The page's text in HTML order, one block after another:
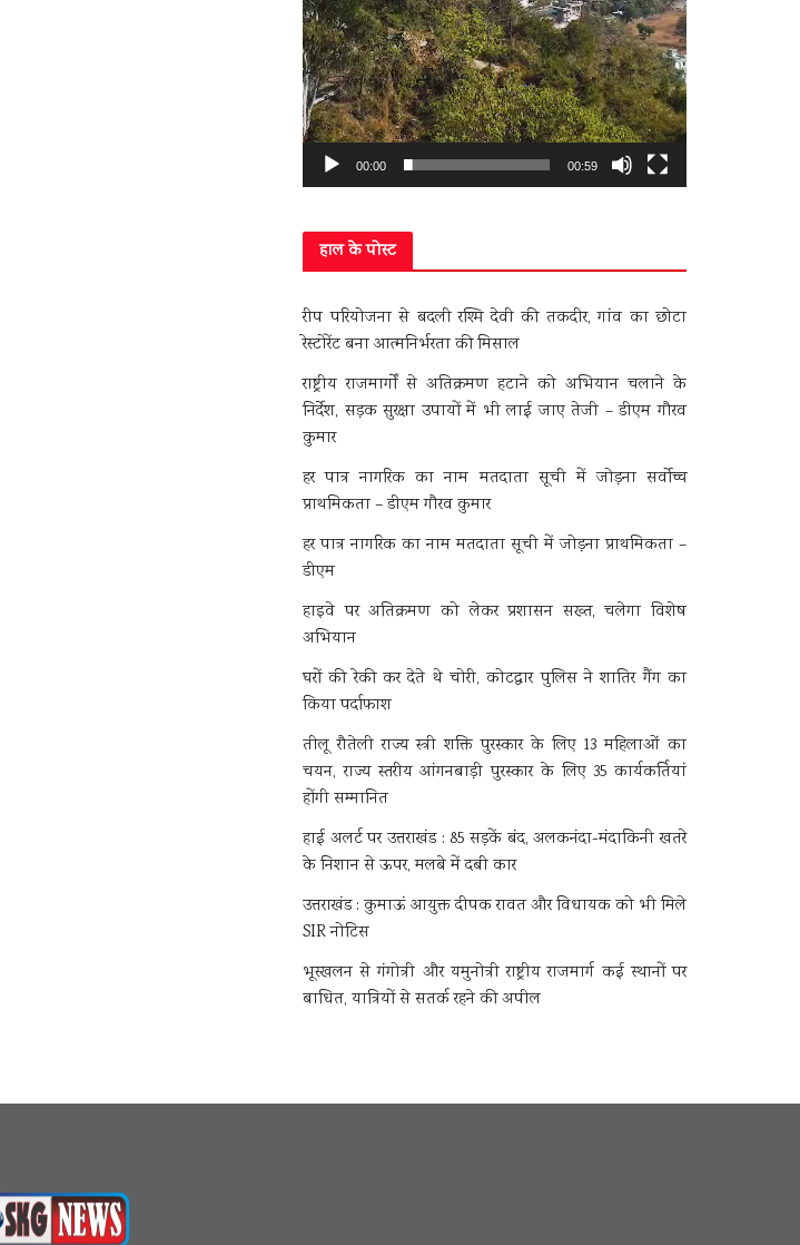
00:00 00:59
हाल के पोस्ट
रीप परियोजना से बदली रश्मि देवी की तकदीर, गांव का छोटा
रेस्टोरेंट बना आत्मनिर्भरता की मिसाल
राष्ट्रीय राजमार्गों से अतिक्रमण हटाने को अभियान चलाने के
निर्देश, सड़क सुरक्षा उपायों में भी लाई जाए तेजी – डीएम गौरव
कुमार
हर पात्र नागरिक का नाम मतदाता सूची में जोड़ना सर्वोच्च
प्राथमिकता – डीएम गौरव कुमार
हर पात्र नागरिक का नाम मतदाता सूची में जोड़ना प्राथमिकता –
डीएम
हाइवे पर अतिक्रमण को लेकर प्रशासन सख्त, चलेगा विशेष
अभियान
घरों की रेकी कर देते थे चोरी, कोटद्वार पुलिस ने शातिर गैंग का
किया पर्दाफाश
तीलू रौतेली राज्य स्त्री शक्ति पुरस्कार के लिए 13 महिलाओं का
चयन, राज्य स्तरीय आंगनबाड़ी पुरस्कार के लिए 35 कार्यकर्तियां
होंगी सम्मानित
हाई अलर्ट पर उत्तराखंड : 85 सड़कें बंद, अलकनंदा-मंदाकिनी खतरे
के निशान से ऊपर, मलबे में दबी कार
उत्तराखंड : कुमाऊं आयुक्त दीपक रावत और विधायक को भी मिले
SIR नोटिस
भूस्खलन से गंगोत्री और यमुनोत्री राष्ट्रीय राजमार्ग कई स्थानों पर
बाधित, यात्रियों से सतर्क रहने की अपील